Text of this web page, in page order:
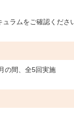
ラムをご確認くださ
の間、全5回実施